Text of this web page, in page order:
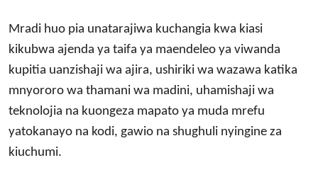
Mradi huo pia unatarajiwa kuchangia kwa kiasi
kikubwa ajenda ya taifa ya maendeleo ya viwanda
kupitia uanzishaji wa ajira, ushiriki wa wazawa katika
mnyororo wa thamani wa madini, uhamishaji wa
teknolojia na kuongeza mapato ya muda mrefu
yatokanayo na kodi, gawio na shughuli nyingine za
kiuchumi.